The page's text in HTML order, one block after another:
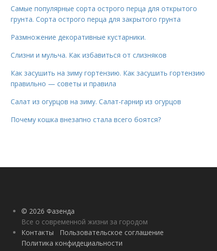
Самые популярные сорта острого перца для открытого
грунта. Сорта острого перца для закрытого грунта
Размножение декоративные кустарники.
Слизни и мульча. Как избавиться от слизняков
Как засушить на зиму гортензию. Как засушить гортензию
правильно — советы и правила
Салат из огурцов на зиму. Салат-гарнир из огурцов
Почему кошка внезапно стала всего боятся?
© 2026 Фазенда
Все о современной жизни за городом
Контакты
Пользовательское соглашение
Политика конфидециальности